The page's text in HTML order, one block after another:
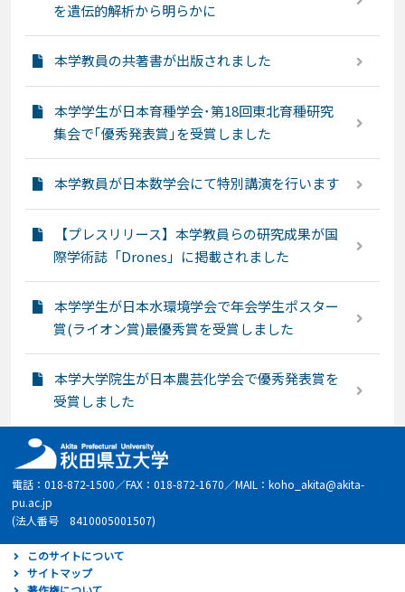
を遺伝的解析から明らかに
本学教員の共著書が出版されました
本学学生が日本育種学会･第18回東北育種研究
集会で｢優秀発表賞｣を受賞しました
本学教員が日本数学会にて特別講演を行います
【プレスリリース】本学教員らの研究成果が国
際学術誌「Drones」に掲載されました
本学学生が日本水環境学会で年会学生ポスター
賞(ライオン賞)最優秀賞を受賞しました
本学大学院生が日本農芸化学会で優秀発表賞を
受賞しました
電話：018-872-1500／FAX：018-872-1670／MAIL：koho_akita@akita-
pu.ac.jp
(法人番号 8410005001507)
このサイトについて
サイトマップ